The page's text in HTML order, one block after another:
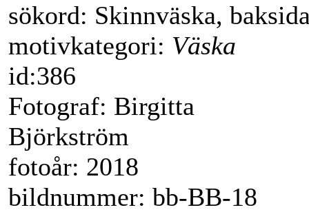
sökord: Skinnväska,
motivkategori: Väska
id:386
Fotograf: Birgitta
Björkström
fotoår: 2018
bildnummer: bb-BB-18